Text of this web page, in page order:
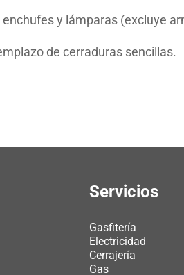
y lámparas (excluye
de cerraduras sencillas.
Servicios
Gasfitería
Electricidad
Cerrajería
Gas